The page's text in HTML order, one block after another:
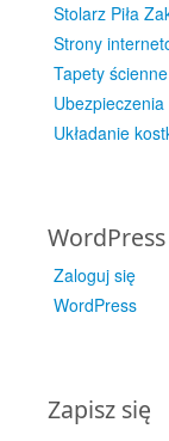
Stolarz Piła
Strony
Tapety ścienne
Układanie
WordPress
Zaloguj się
WordPress
Zapisz się